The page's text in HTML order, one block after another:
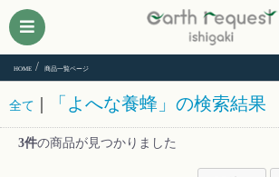
HOME 商品一覧ページ
全て 「よへな養蜂」の検索結果
3件の商品が見つかりました